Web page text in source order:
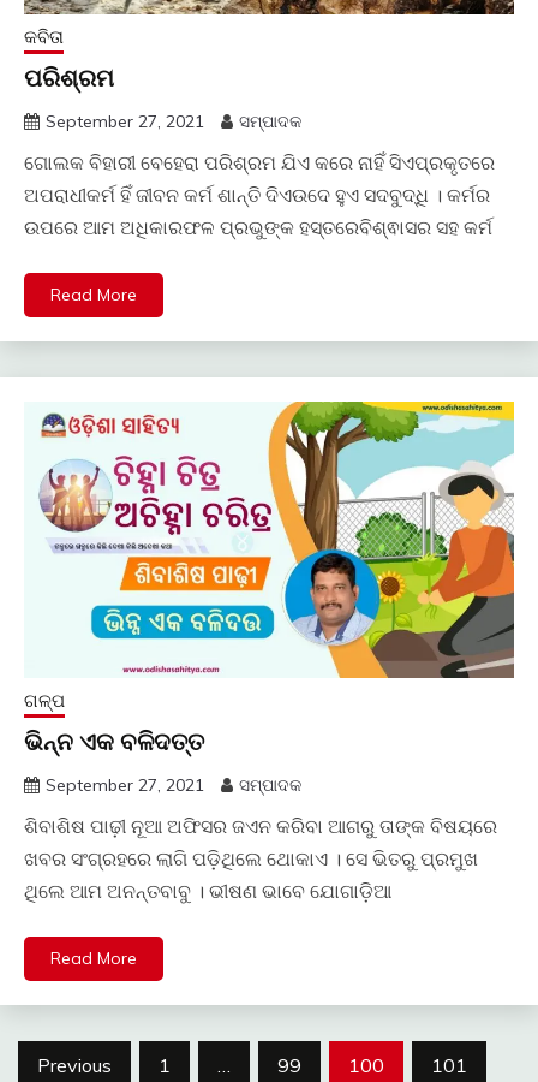
କବିତା
ପରିଶ୍ରମ
September 27, 2021 ସମ୍ପାଦକ
ଗୋଲକ ବିହାରୀ ବେହେରା ପରିଶ୍ରମ ଯିଏ କରେ ନାହିଁ ସିଏପ୍ରକୃତରେ
ଅପରାଧୀକର୍ମ ହିଁ ଜୀବନ କର୍ମ ଶାନ୍ତି ଦିଏଉଦେ ହୁଏ ସଦବୁଦ୍ଧି । କର୍ମର
ଉପରେ ଆମ ଅଧିକାରଫଳ ପ୍ରଭୁଙ୍କ ହସ୍ତରେବିଶ୍ଵାସର ସହ କର୍ମ
Read More
ଗଳ୍ପ
ଭିନ୍ନ ଏକ ବଳିଦତ୍ତ
September 27, 2021 ସମ୍ପାଦକ
ଶିବାଶିଷ ପାଢ଼ୀ ନୂଆ ଅଫିସର ଜଏନ କରିବା ଆଗରୁ ତାଙ୍କ ବିଷୟରେ
ଖବର ସଂଗ୍ରହରେ ଲାଗି ପଡ଼ିଥିଲେ ଥୋକାଏ । ସେ ଭିତରୁ ପ୍ରମୁଖ
ଥିଲେ ଆମ ଅନନ୍ତବାବୁ । ଭୀଷଣ ଭାବେ ଯୋଗାଡ଼ିଆ
Read More
Posts
Previous 1 99 100
101